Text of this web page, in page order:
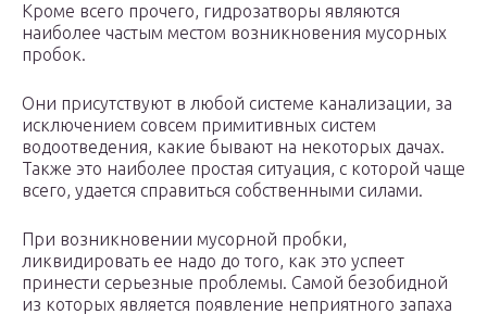
Кроме всего прочего, гидрозатворы являются
наиболее частым местом возникновения мусорных
пробок.
Они присутствуют в любой системе канализации, за
исключением совсем примитивных систем
водоотведения, какие бывают на некоторых дачах.
Также это наиболее простая ситуация, с которой чаще
всего, удается справиться собственными силами.
При возникновении мусорной пробки,
ликвидировать ее надо до того, как это успеет
принести серьезные проблемы. Самой безобидной
из которых является появление неприятного запаха